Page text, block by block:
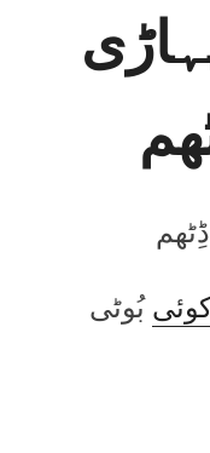
بُوٹی